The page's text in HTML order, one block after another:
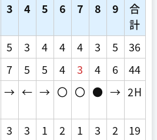
3 4 5 6 7 8 9
合
計
5 3 4 4 4 3 5 36
7 5 5 4 3 4 6 44
→ ← → 〇 〇 ● → 2H
3 3 1 2 1 3 2 19